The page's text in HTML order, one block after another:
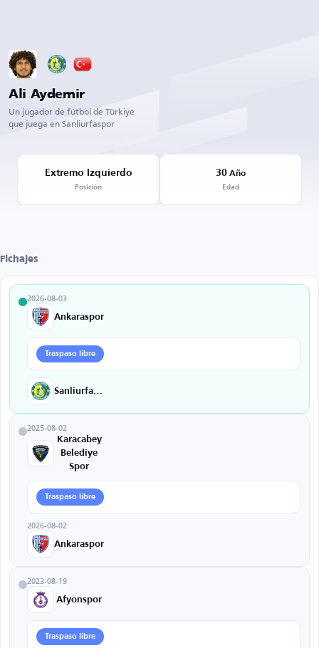
Ali Aydemir
Un jugador de fútbol de Türkiye
que juega en Sanliurfaspor
Extremo Izquierdo
Posición
30 Año
Edad
Fichajes
2026-08-03
Ankaraspor
Traspaso libre
2025-08-02
Karacabey
Belediye
Spor
Traspaso libre
2026-08-02
Ankaraspor
2023-08-19
Afyonspor
Traspaso libre